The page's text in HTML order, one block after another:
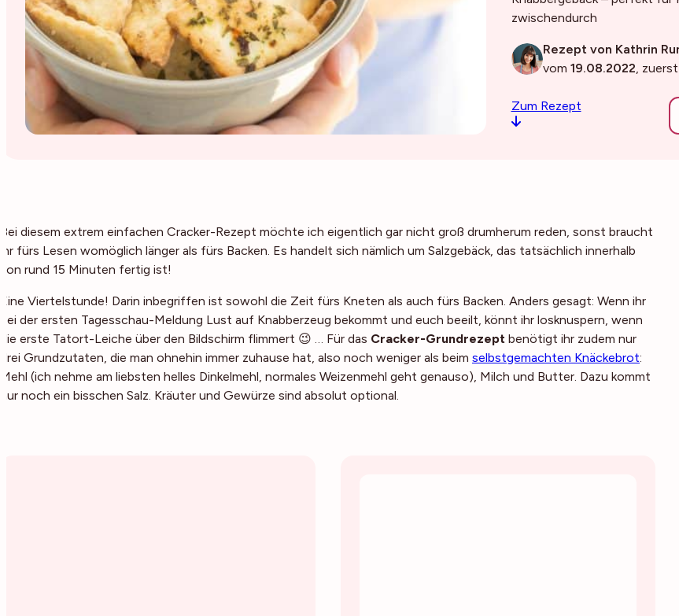
zwischendurch
Rezept von Kathrin
vom 19.08.2022,
Zum Rezept
Bei diesem extrem einfachen Cracker-Rezept möchte ich eigentlich gar nicht groß drumherum reden, sonst braucht
ihr fürs Lesen womöglich länger als fürs Backen. Es handelt sich nämlich um Salzgebäck, das tatsächlich innerhalb
von rund 15 Minuten fertig ist!
Eine Viertelstunde! Darin inbegriffen ist sowohl die Zeit fürs Kneten als auch fürs Backen. Anders gesagt: Wenn ihr
bei der ersten Tagesschau-Meldung Lust auf Knabberzeug bekommt und euch beeilt, könnt ihr losknuspern, wenn
die erste Tatort-Leiche über den Bildschirm flimmert 😉 … Für das Cracker-Grundrezept benötigt ihr zudem nur
drei Grundzutaten, die man ohnehin immer zuhause hat, also noch weniger als beim selbstgemachten Knäckebrot:
Mehl (ich nehme am liebsten helles Dinkelmehl, normales Weizenmehl geht genauso), Milch und Butter. Dazu kommt
nur noch ein bisschen Salz. Kräuter und Gewürze sind absolut optional.